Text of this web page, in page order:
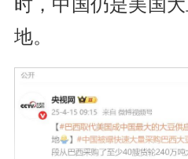
时，中国仍是美国
地。